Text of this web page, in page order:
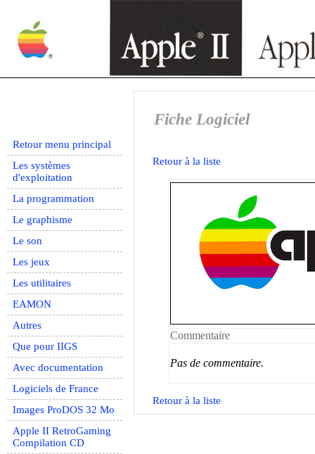
Retour menu principal
Les systèmes
d'exploitation
La programmation
Le graphisme
Le son
Les jeux
Les utilitaires
EAMON
Autres
Que pour IIGS
Avec documentation
Logiciels de France
Images ProDOS 32 Mo
Apple II RetroGaming
Compilation CD
Fiche Logiciel
Retour à la liste
Commentaire
Pas de commentaire.
Retour à la liste